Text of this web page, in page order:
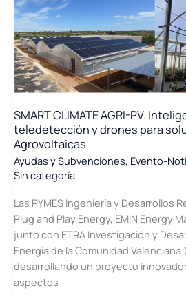
el
plazo
de
solicitud
para
convocatorias
Fondo
de
Innovación
SMART CLIMATE AGRI-PV.
teledetección y drones para
Agrovoltaicas
Ayudas y Subvenciones, Evento-
Sin categoría
Las PYMES Ingeniería y Desarrollos
Plug and Play Energy, EMIN Energy
junto con ETRA Investigación y
Energía de la Comunidad Valenciana
desarrollando un proyecto
aspectos